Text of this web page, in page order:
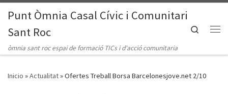
Saltar al contenido
Punt Òmnia Casal Cívic i Comunitari
Sant Roc
òmnia sant roc espai de formació TICs i d'acció comunitaria
Search
Inicio »Actualitat»Ofertes Treball Borsa Barcelonesjove.net 2/10